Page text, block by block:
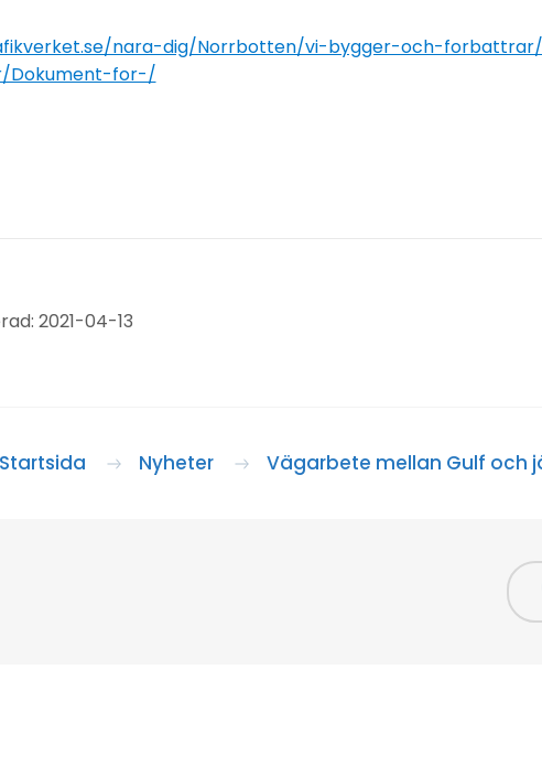
nara-dig/Norrbotten/vi-bygger-och-
Dokument-for-/
2021-04-13
Startsida Nyheter Vägarbete mellan Gulf och